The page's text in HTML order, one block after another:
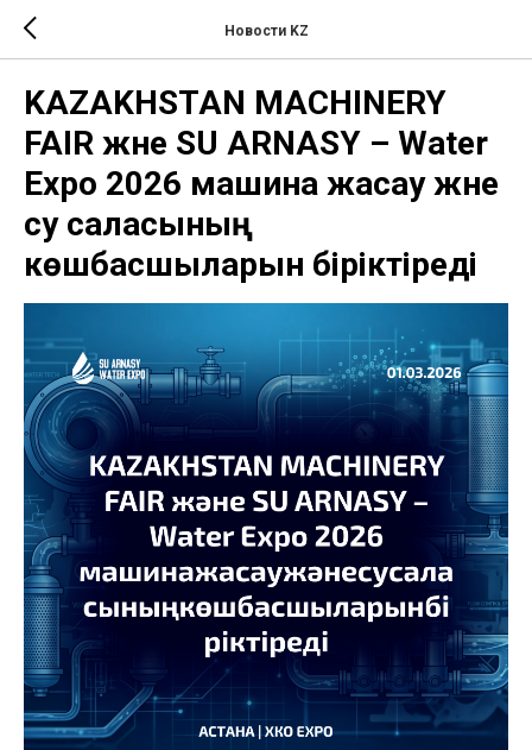
Новости KZ
KAZAKHSTAN MACHINERY
FAIR және SU ARNASY – Water
Expo 2026 машина жасау және
су саласының
көшбасшыларын біріктіреді